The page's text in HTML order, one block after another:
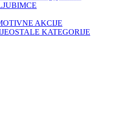
AKCIJE
OSTALE KATEGORIJE